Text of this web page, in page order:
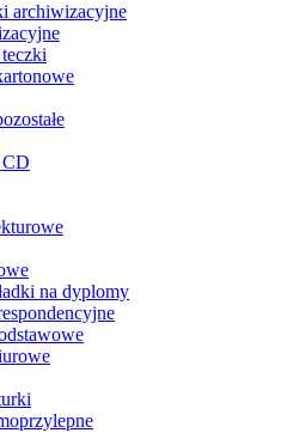
archiwizacyjne
na dyplomy